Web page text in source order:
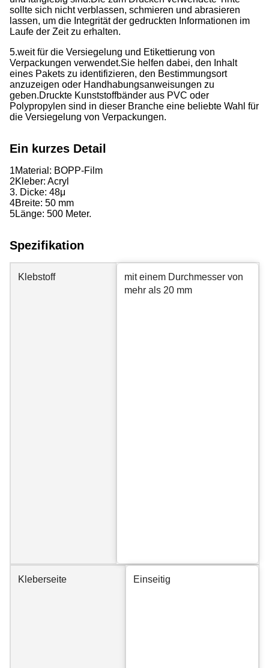
sollte sich nicht verblassen, schmieren und abrasieren
lassen, um die Integrität der gedruckten Informationen im
Laufe der Zeit zu erhalten.
5.weit für die Versiegelung und Etikettierung von
Verpackungen verwendet.Sie helfen dabei, den Inhalt
eines Pakets zu identifizieren, den Bestimmungsort
anzuzeigen oder Handhabungsanweisungen zu
geben.Druckte Kunststoffbänder aus PVC oder
Polypropylen sind in dieser Branche eine beliebte Wahl für
die Versiegelung von Verpackungen.
Ein kurzes Detail
1Material: BOPP-Film
2Kleber: Acryl
3. Dicke: 48μ
4Breite: 50 mm
5Länge: 500 Meter.
Spezifikation
Klebstoff
mit einem Durchmesser von
mehr als 20 mm
Kleberseite Einseitig